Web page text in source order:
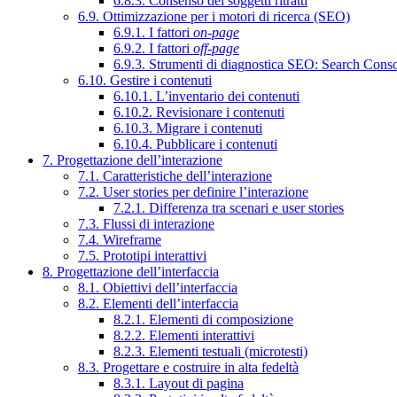
6.9. Ottimizzazione per i motori di ricerca (SEO)
6.9.1. I fattori on-page
6.9.2. I fattori off-page
6.9.3. Strumenti di diagnostica SEO: Search
6.10. Gestire i contenuti
6.10.1. L’inventario dei contenuti
6.10.2. Revisionare i contenuti
6.10.3. Migrare i contenuti
6.10.4. Pubblicare i contenuti
7. Progettazione dell’interazione
7.1. Caratteristiche dell’interazione
7.2. User stories per definire l’interazione
7.2.1. Differenza tra scenari e user stories
7.3. Flussi di interazione
7.4. Wireframe
7.5. Prototipi interattivi
8. Progettazione dell’interfaccia
8.1. Obiettivi dell’interfaccia
8.2. Elementi dell’interfaccia
8.2.1. Elementi di composizione
8.2.2. Elementi interattivi
8.2.3. Elementi testuali (microtesti)
8.3. Progettare e costruire in alta fedeltà
8.3.1. Layout di pagina